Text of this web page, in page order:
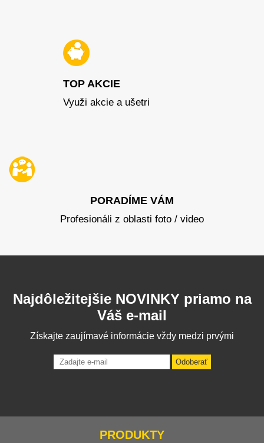
TOP AKCIE
Využi akcie a ušetri
PORADÍME VÁM
Profesionáli z oblasti foto / video
Najdôležitejšie NOVINKY priamo na
Váš e-mail
Získajte zaujímavé informácie vždy medzi prvými
Odoberať
PRODUKTY